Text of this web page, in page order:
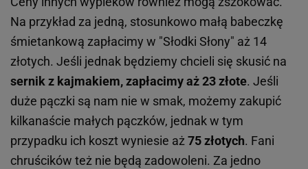
Na przykład za jedną, stosunkowo małą babeczkę
śmietankową zapłacimy w "Słodki Słony" aż 14
złotych. Jeśli jednak będziemy chcieli się skusić na
sernik z kajmakiem, zapłacimy aż 23 złote. Jeśli
duże pączki są nam nie w smak, możemy zakupić
kilkanaście małych pączków, jednak w tym
przypadku ich koszt wyniesie aż75 złotych. Fani
chruścików też nie będą zadowoleni. Za jedno